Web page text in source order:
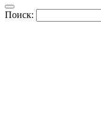
Поиск: